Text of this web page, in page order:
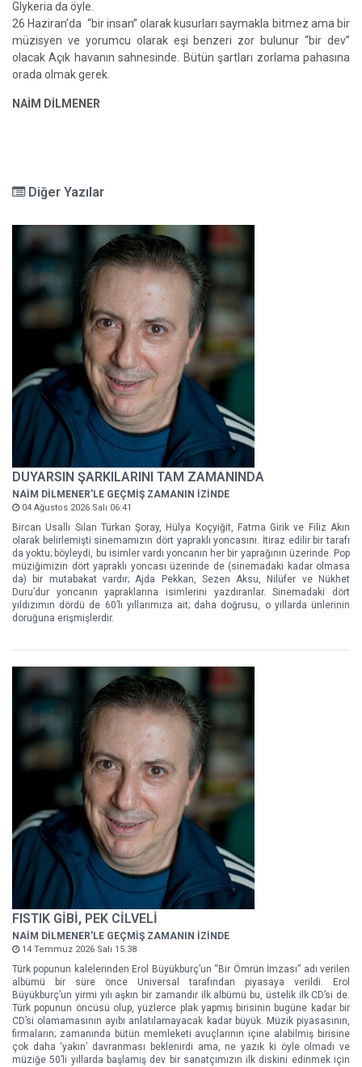
Glykeria da öyle.
26 Haziran’da “bir insan” olarak kusurları saymakla bitmez ama bir
müzisyen ve yorumcu olarak eşi benzeri zor bulunur “bir dev”
olacak Açık havanın sahnesinde. Bütün şartları zorlama pahasına
orada olmak gerek.
NAİM DİLMENER
Diğer Yazılar
DUYARSIN ŞARKILARINI TAM ZAMANINDA
NAİM DİLMENER'LE GEÇMİŞ ZAMANIN İZİNDE
04 Ağustos 2026 Salı 06:41
Bircan Usallı Sılan Türkan Şoray, Hülya Koçyiğit, Fatma Girik ve Filiz Akın
olarak belirlemişti sinemamızın dört yapraklı yoncasını. İtiraz edilir bir tarafı
da yoktu; böyleydi, bu isimler vardı yoncanın her bir yaprağının üzerinde. Pop
müziğimizin dört yapraklı yoncası üzerinde de (sinemadaki kadar olmasa
da) bir mutabakat vardır; Ajda Pekkan, Sezen Aksu, Nilüfer ve Nükhet
Duru’dur yoncanın yapraklarına isimlerini yazdıranlar. Sinemadaki dört
yıldızımın dördü de 60’lı yıllarımıza ait; daha doğrusu, o yıllarda ünlerinin
doruğuna erişmişlerdir.
FISTIK GİBİ, PEK CİLVELİ
NAİM DİLMENER'LE GEÇMİŞ ZAMANIN İZİNDE
14 Temmuz 2026 Salı 15:38
Türk popunun kalelerinden Erol Büyükburç’un “Bir Ömrün İmzası” adı verilen
albümü bir süre önce Universal tarafından piyasaya verildi. Erol
Büyükburç’un yirmi yılı aşkın bir zamandır ilk albümü bu, üstelik ilk CD’si de.
Türk popunun öncüsü olup, yüzlerce plak yapmış birisinin bugüne kadar bir
CD’si olamamasının ayıbı anlatılamayacak kadar büyük. Müzik piyasasının,
firmaların; zamanında bütün memleketi avuçlarının içine alabilmiş birisine
çok daha ‘yakın’ davranması beklenirdi ama, ne yazık ki öyle olmadı ve
müziğe 50’li yıllarda başlamış dev bir sanatçımızın ilk diskini edinmek için